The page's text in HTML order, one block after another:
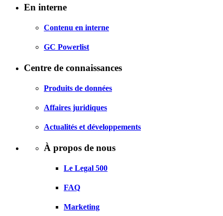
En interne
Contenu en interne
GC Powerlist
Centre de connaissances
Produits de données
Affaires juridiques
Actualités et développements
À propos de nous
Le Legal 500
FAQ
Marketing